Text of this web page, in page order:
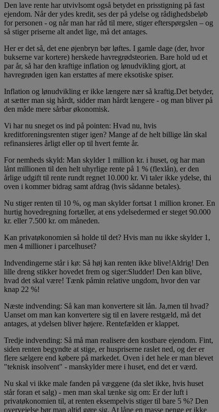
Den lave rente har utvivlsomt også betydet en prisstigning på fast
ejendom. Når der ydes kredit, ses der på ydelse og rådighedsbeløb
for personen - og når man har råd til mere, stiger efterspørgslen – og
så stiger priserne alt andet lige, må det antages.
Her er det så, det ene øjenbryn bør løftes. I gamle dage (der, hvor
bukserne var kortere) herskede havregrødsteorien. Bare hold ud et
par år, så har den kraftige inflation og lønudvikling gjort, at
havregrøden igen kan erstattes af mere eksotiske spiser.
Inflation og lønudvikling er ikke længere nær så kraftig.Det betyder,
at sætter man sig hårdt, sidder man hårdt længere - og man bliver på
den måde mere sårbar økonomisk.
Vi har nu sneget os ind på pointen: Hvad nu, hvis
kreditforeningsrenten stiger igen? Mange af de helt billige lån skal
refinansieres årligt eller op til hvert femte år.
For nemheds skyld: Man skylder 1 million kr. i huset, og har man
lånt millionen til den helt uhyrlige rente på 1 % (flexlån), er den
årlige udgift til rente rundt regnet 10.000 kr. Vi taler ikke ydelse, thi
oven i kommer bidrag samt afdrag (hvis sådanne betales).
Nu stiger renten til 10 %, og man skylder fortsat 1 million kroner. En
hurtig hovedregning fortæller, at ens ydelsedermed er steget 90.000
kr. eller 7.500 kr. om måneden.
Kan privatøkonomien så holde til det? Hvis man nu ikke skylder 1,
men 4 millioner i parcelhuset?
Indvendingerne står i kø: Så høj kan renten ikke blive!Aldrig! Den
lille dreng stikker hovedet frem og siger:Sludder! Den kan blive,
hvad det skal være! Tænk påmin relative ungdom, hvor den var
knap 22 %!
Næste indvending: Så kan man konvertere sit lån. Ja,men til hvad?
Uanset om man kan konvertere sig til en lavere restgæld, må det
antages, at ydelsen bliver højere. Rentefælden er klappet.
Tredje indvending: Så må man realisere den kostbare ejendom. Fint,
siden renten begyndte at stige, er huspriserne raslet ned, og der er
flere sælgere end købere på markedet. Oven i det hele er man blevet
"teknisk insolvent" - manskylder mere i huset, end det er værd.
Nu skal vi ikke male fanden på væggene (da slet ikke, hvis huset
står foran et salg) - men man skal tænke sig om: Er der luft i
privatøkonomien til, at renten eksempelvis stiger til bare 5 %? Den
overvejelse bør man altid gøre sig. At låne en masse penge er ikke